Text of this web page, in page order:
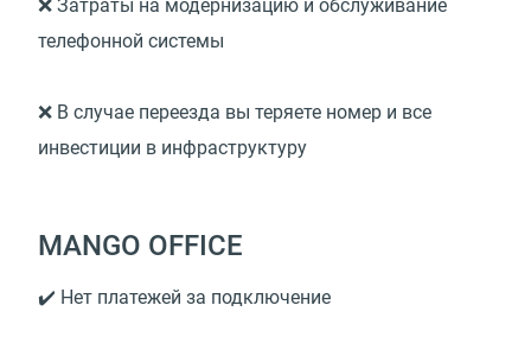
❌ Затраты на модернизацию и обслуживание
телефонной системы
❌ В случае переезда вы теряете номер и все
инвестиции в инфраструктуру
MANGO OFFICE
✔️ Нет платежей за подключение